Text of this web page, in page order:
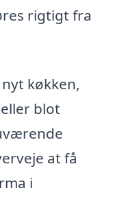
rigtigt fra
køkken,
blot
at få
i